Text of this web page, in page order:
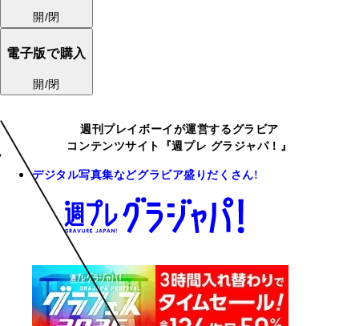
開/閉
電子版で購入
開/閉
週刊プレイボーイが運営するグラビア
コンテンツサイト『週プレ グラジャパ！』
デジタル写真集などグラビア盛りだくさん!